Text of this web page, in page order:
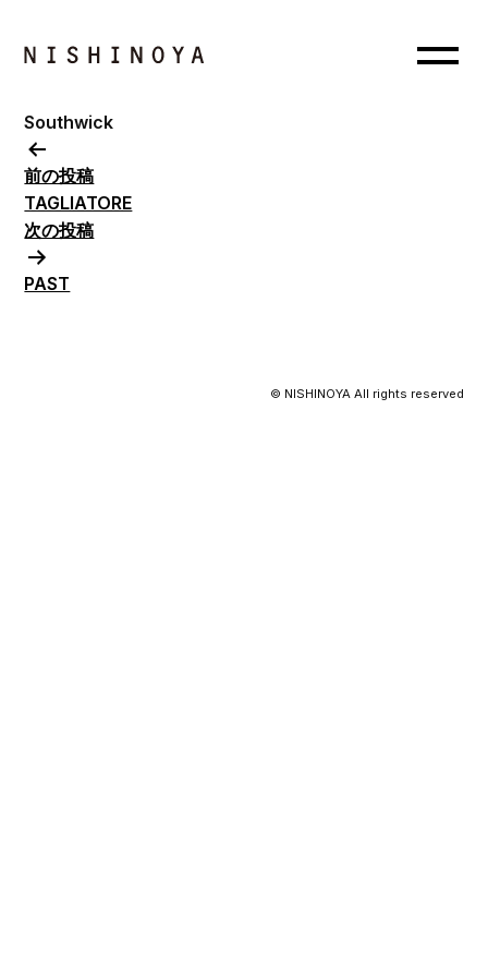
Southwick
投
稿
ナ
ビ
ゲ
ー
前の投稿
TAGLIATORE
次の投稿
PAST
© NISHINOYA All rights reserved